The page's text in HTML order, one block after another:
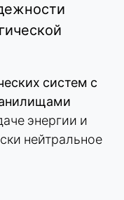
систем с
энергии и
нейтральное